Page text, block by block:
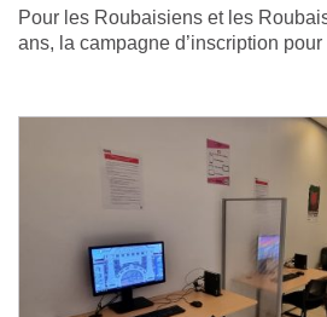
Pour les Roubaisiens et les
ans, la campagne d’inscription